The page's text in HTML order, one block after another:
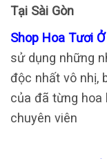
Tại Sài Gòn
Shop Hoa Tươi
sử dụng những
độc nhất vô nhị,
của đã từng hoa
chuyên viên